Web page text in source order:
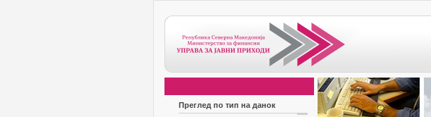
Преглед по тип на данок